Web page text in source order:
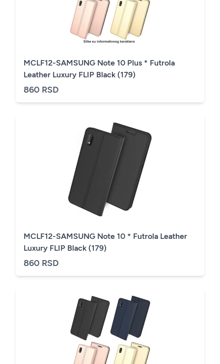
MCLF12-SAMSUNG Note 10 Plus * Futrola
Leather Luxury FLIP Black (179)
860 RSD
MCLF12-SAMSUNG Note 10 * Futrola Leather
Luxury FLIP Black (179)
860 RSD